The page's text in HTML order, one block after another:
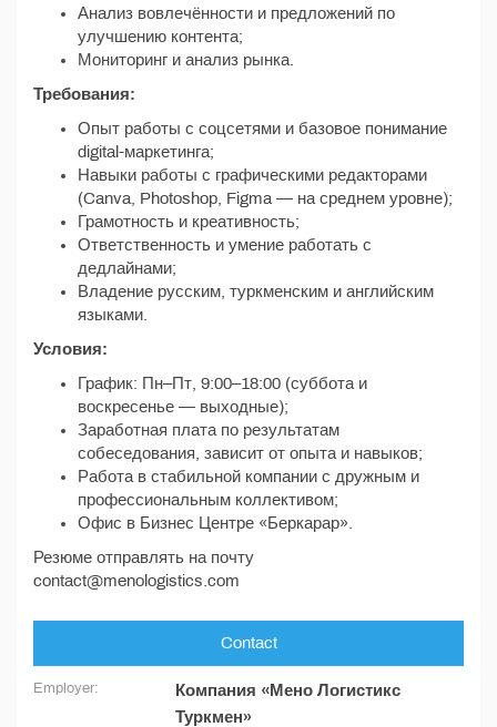
Анализ вовлечённости и предложений по
улучшению контента;
Мониторинг и анализ рынка.
Требования:
Опыт работы с соцсетями и базовое понимание
digital-маркетинга;
Навыки работы с графическими редакторами
(Canva, Photoshop, Figma — на среднем уровне);
Грамотность и креативность;
Ответственность и умение работать с
дедлайнами;
Владение русским, туркменским и английским
языками.
Условия:
График: Пн–Пт, 9:00–18:00 (суббота и
воскресенье — выходные);
Заработная плата по результатам
собеседования, зависит от опыта и навыков;
Работа в стабильной компании с дружным и
профессиональным коллективом;
Офис в Бизнес Центре «Беркарар».
Резюме отправлять на почту
contact@menologistics.com
Contact
Employer:
Компания «Мено Логистикс
Туркмен»